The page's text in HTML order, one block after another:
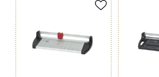
merken Produkt merken